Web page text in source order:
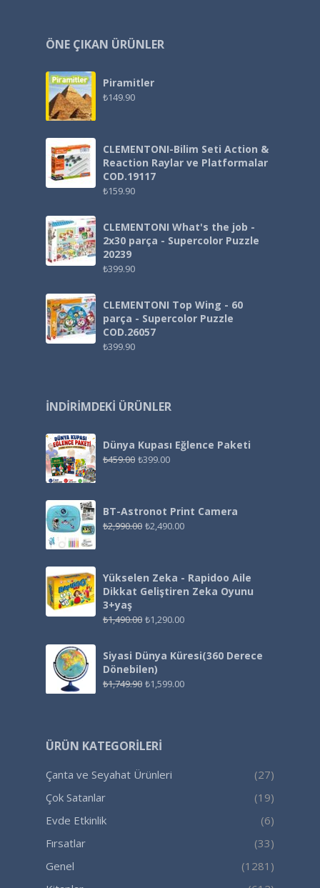
ÖNE ÇIKAN ÜRÜNLER
Piramitler
₺149.90
CLEMENTONI-Bilim Seti Action &
Reaction Raylar ve Platformalar
COD.19117
₺159.90
CLEMENTONI What's the job -
2x30 parça - Supercolor Puzzle
20239
₺399.90
CLEMENTONI Top Wing - 60
parça - Supercolor Puzzle
COD.26057
₺399.90
İNDIRIMDEKI ÜRÜNLER
Dünya Kupası Eğlence Paketi
₺459.00 ₺399.00
BT-Astronot Print Camera
₺2,990.00 ₺2,490.00
Yükselen Zeka - Rapidoo Aile
Dikkat Geliştiren Zeka Oyunu
3+yaş
₺1,490.00 ₺1,290.00
Siyasi Dünya Küresi(360 Derece
Dönebilen)
₺1,749.90 ₺1,599.00
ÜRÜN KATEGORILERI
Çanta ve Seyahat Ürünleri
(27)
Çok Satanlar
(19)
Evde Etkinlik
(6)
Fırsatlar
(33)
Genel
(1281)